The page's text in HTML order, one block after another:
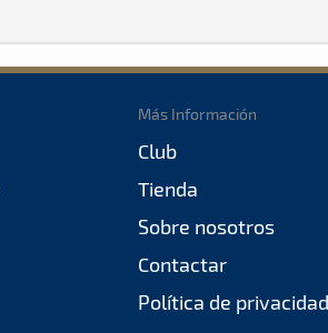
Más Información
Club
Tienda
Sobre nosotros
Contactar
Política de privacidad